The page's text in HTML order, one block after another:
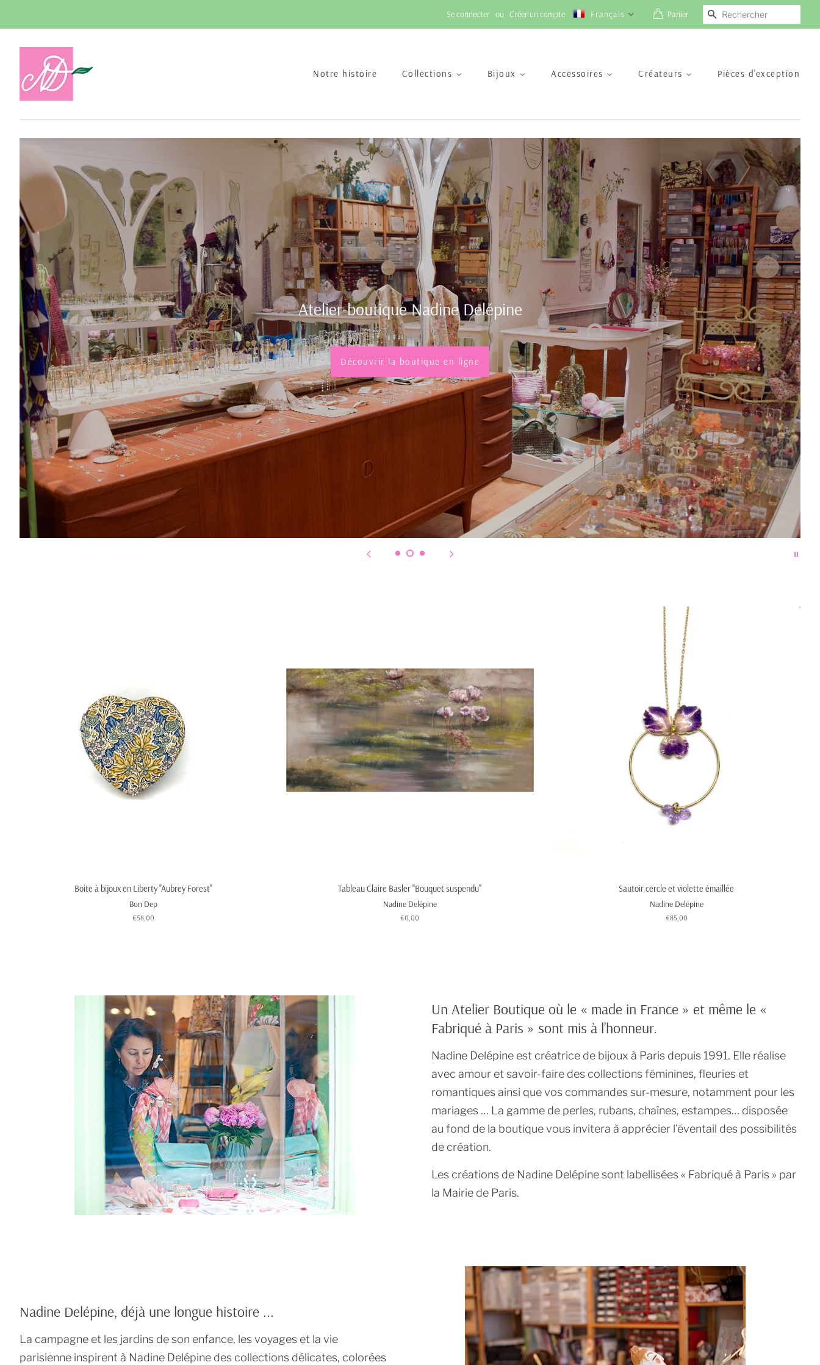
Se connecter ou Créer un compte Français Panier Recherche
Notre histoire Collections Bijoux Accessoires Créateurs Pièces d'exception
Atelier-boutique Nadine Delépine
Découvrir la boutique en ligne
Boite à bijoux en Liberty "Aubrey Forest"
Bon Dep
Prix
€58,00
Tableau Claire Basler "Bouquet suspendu"
Nadine Delépine
Prix
€0,00
Sautoir cercle et violette émaillée
Nadine Delépine
Prix
€85,00
Un Atelier Boutique où le « made in France » et même le «
Fabriqué à Paris » sont mis à l’honneur.
Nadine Delépine est créatrice de bijoux à Paris depuis 1991. Elle réalise
avec amour et savoir-faire des collections féminines, fleuries et
romantiques ainsi que vos commandes sur-mesure, notamment pour les
mariages … La gamme de perles, rubans, chaînes, estampes… disposée
au fond de la boutique vous invitera à apprécier l'éventail des possibilités
de création.
Les créations de Nadine Delépine sont labellisées « Fabriqué à Paris » par
la Mairie de Paris.
Nadine Delépine, déjà une longue histoire ...
La campagne et les jardins de son enfance, les voyages et la vie
parisienne inspirent à Nadine Delépine des collections délicates, colorées